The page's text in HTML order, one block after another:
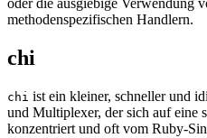
oder die ausgiebige Verwendung
methodenspezifischen Handlern.
chi
chi ist ein kleiner, schneller und
und Multiplexer, der sich auf eine
konzentriert und oft vom Ruby-